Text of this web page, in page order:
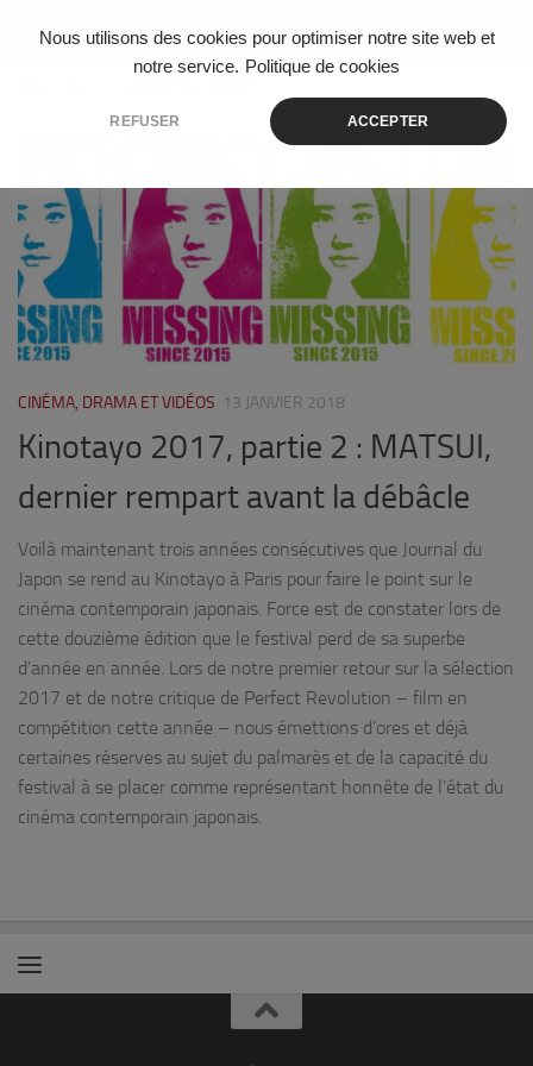
Nous utilisons des cookies pour optimiser notre site web et
notre service. Politique de cookies
REFUSER ACCEPTER
Skip to content
CINÉMA, DRAMA ET VIDÉOS 13 JANVIER 2018
Kinotayo 2017, partie 2 : MATSUI,
dernier rempart avant la débâcle
Voilà maintenant trois années consécutives que Journal du
Japon se rend au Kinotayo à Paris pour faire le point sur le
cinéma contemporain japonais. Force est de constater lors de
cette douzième édition que le festival perd de sa superbe
d’année en année. Lors de notre premier retour sur la sélection
2017 et de notre critique de Perfect Revolution – film en
compétition cette année – nous émettions d’ores et déjà
certaines réserves au sujet du palmarès et de la capacité du
festival à se placer comme représentant honnête de l’état du
cinéma contemporain japonais.